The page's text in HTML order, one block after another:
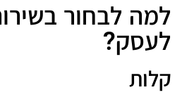
למה לבחור
לעסק?
קלות